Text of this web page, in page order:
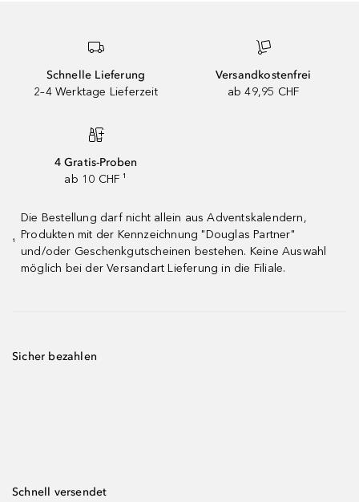
Schnelle Lieferung
2–4 Werktage Lieferzeit
Versandkostenfrei
ab 49,95 CHF
4 Gratis-Proben
ab 10 CHF ¹
¹
Die Bestellung darf nicht allein aus Adventskalendern,
Produkten mit der Kennzeichnung "Douglas Partner"
und/oder Geschenkgutscheinen bestehen. Keine Auswahl
möglich bei der Versandart Lieferung in die Filiale.
Sicher bezahlen
Schnell versendet